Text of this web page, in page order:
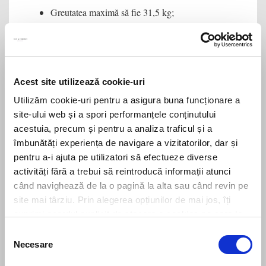
Acest site utilizează cookie-uri
Utilizăm cookie-uri pentru a asigura buna funcționare a
site-ului web și a spori performanțele conținutului
acestuia, precum și pentru a analiza traficul și a
îmbunătăți experiența de navigare a vizitatorilor, dar și
pentru a-i ajuta pe utilizatori să efectueze diverse
activități fără a trebui să reintroducă informații atunci
când navighează de la o pagină la alta sau când revin pe
site mai târziu. Prin alegerea opțiunilor de mai jos, îți
consimțământului
Necesare
Greutatea maximă să fie 31,5 kg;
Cel care realizează transportul este prestator de
adaptarea cadrului normativ la realitățile economice și
operaționale actuale, recunoscând nevoia de a diferenția
între diversele forme de transport de bunuri în scopul
unei mai bune gestionări administrative și a unei eficiențe
sporite.
Această modificare legislativă reprezintă, astfel,un plus
net pentru mediul economic care va fi ferit astfel de
gestionarea unor obligații de raportare excesive,
obligații care în final s-ar fi reflectat tot în prețul final
românești